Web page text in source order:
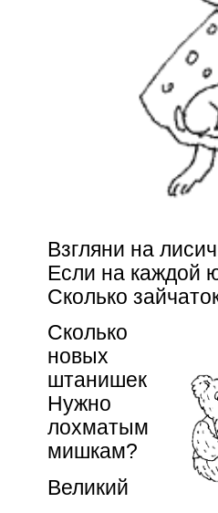
Взгляни на
Если на каждой
Сколько
Сколько
новых
штанишек
Нужно
лохматым
мишкам?
Великий